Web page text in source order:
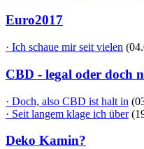
Euro2017
· Ich schaue mir seit vielen
CBD - legal oder doch
· Doch, also CBD ist halt in
· Seit langem klage ich über
Deko Kamin?